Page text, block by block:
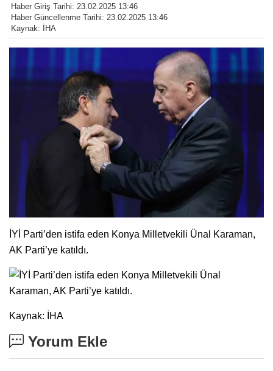
Haber Giriş Tarihi: 23.02.2025 13:46
Haber Güncellenme Tarihi: 23.02.2025 13:46
Kaynak: İHA
İYİ Parti’den istifa eden Konya Milletvekili Ünal Karaman,
AK Parti’ye katıldı.
Kaynak: İHA
Yorum Ekle